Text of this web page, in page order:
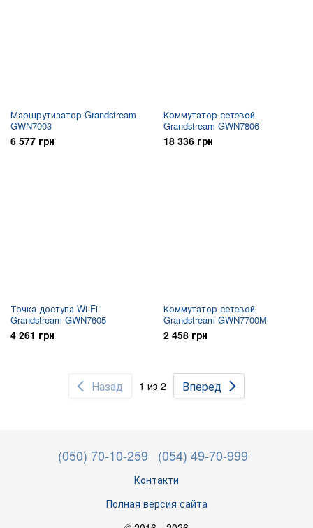
Маршрутизатор Grandstream
GWN7003
6 577 грн
Коммутатор сетевой
Grandstream GWN7806
18 336 грн
Точка доступа Wi-Fi
Grandstream GWN7605
4 261 грн
Коммутатор сетевой
Grandstream GWN7700M
2 458 грн
Назад 1 из 2 Вперед
(050) 70-10-259 (054) 49-70-999
Контакти
Полная версия сайта